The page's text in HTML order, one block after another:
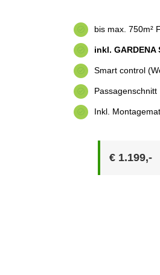
bis max. 750m²
inkl. GARDENA
Smart control
Passagenschnitt
Inkl.
€ 1.199,-